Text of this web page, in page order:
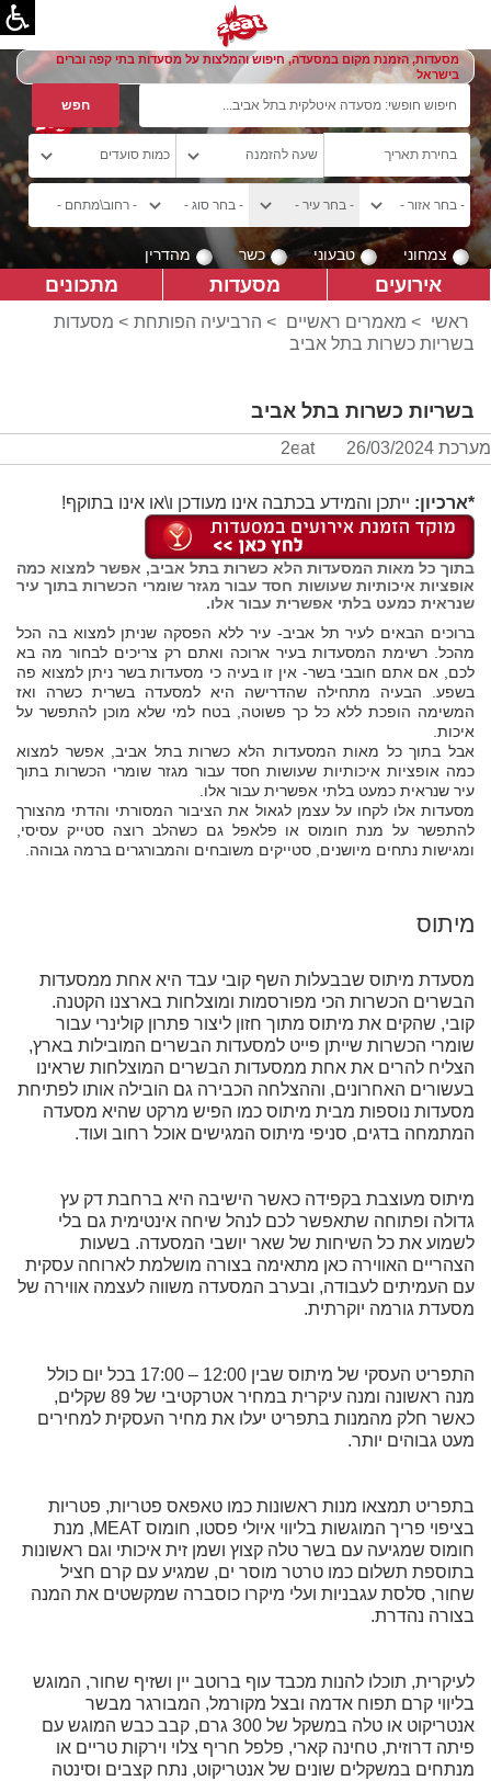
מסעדות, הזמנת מקום במסעדה, חיפוש והמלצות על מסעדות בתי קפה וברים
בישראל
צמחוני טבעוני כשר מהדרין
אירועים מסעדות מתכונים
ראשי > מאמרים ראשיים > הרביעיה הפותחת > מסעדות
בשריות כשרות בתל אביב
בשריות כשרות בתל אביב
מערכת 2eat 26/03/2024
*ארכיון: ייתכן והמידע בכתבה אינו מעודכן ו\או אינו בתוקף!
בתוך כל מאות המסעדות הלא כשרות בתל אביב, אפשר למצוא כמה
אופציות איכותיות שעושות חסד עבור מגזר שומרי הכשרות בתוך עיר
שנראית כמעט בלתי אפשרית עבור אלו.
ברוכים הבאים לעיר תל אביב- עיר ללא הפסקה שניתן למצוא בה הכל
מהכל. רשימת המסעדות בעיר ארוכה ואתם רק צריכים לבחור מה בא
לכם, אם אתם חובבי בשר- אין זו בעיה כי מסעדות בשר ניתן למצוא פה
בשפע. הבעיה מתחילה שהדרישה היא למסעדה בשרית כשרה ואז
המשימה הופכת ללא כל כך פשוטה, בטח למי שלא מוכן להתפשר על
איכות.
אבל בתוך כל מאות המסעדות הלא כשרות בתל אביב, אפשר למצוא
כמה אופציות איכותיות שעושות חסד עבור מגזר שומרי הכשרות בתוך
עיר שנראית כמעט בלתי אפשרית עבור אלו.
מסעדות אלו לקחו על עצמן לגאול את הציבור המסורתי והדתי מהצורך
להתפשר על מנת חומוס או פלאפל גם כשהלב רוצה סטייק עסיסי,
ומגישות נתחים מיושנים, סטייקים משובחים והמבורגרים ברמה גבוהה.
מיתוס
מסעדת מיתוס שבבעלות השף קובי עבד היא אחת ממסעדות
הבשרים הכשרות הכי מפורסמות ומוצלחות בארצנו הקטנה.
קובי, שהקים את מיתוס מתוך חזון ליצור פתרון קולינרי עבור
שומרי הכשרות שייתן פייט למסעדות הבשרים המובילות בארץ,
הצליח להרים את אחת ממסעדות הבשרים המוצלחות שראינו
בעשורים האחרונים, וההצלחה הכבירה גם הובילה אותו לפתיחת
מסעדות נוספות מבית מיתוס כמו הפיש מרקט שהיא מסעדה
המתמחה בדגים, סניפי מיתוס המגישים אוכל רחוב ועוד.
מיתוס מעוצבת בקפידה כאשר הישיבה היא ברחבת דק עץ
גדולה ופתוחה שתאפשר לכם לנהל שיחה אינטימית גם בלי
לשמוע את כל השיחות של שאר יושבי המסעדה. בשעות
הצהריים האווירה כאן מתאימה בצורה מושלמת לארוחה עסקית
עם העמיתים לעבודה, ובערב המסעדה משווה לעצמה אווירה של
מסעדת גורמה יוקרתית.
התפריט העסקי של מיתוס שבין 12:00 – 17:00 בכל יום כולל
מנה ראשונה ומנה עיקרית במחיר אטרקטיבי של 89 שקלים,
כאשר חלק מהמנות בתפריט יעלו את מחיר העסקית למחירים
מעט גבוהים יותר.
בתפריט תמצאו מנות ראשונות כמו טאפאס פטריות, פטריות
בציפוי פריך המוגשות בליווי איולי פסטו, חומוס MEAT, מנת
חומוס שמגיעה עם בשר טלה קצוץ ושמן זית איכותי וגם ראשונות
בתוספת תשלום כמו טרטר מוסר ים, שמגיע עם קרם חציל
שחור, סלסת עגבניות ועלי מיקרו כוסברה שמקשטים את המנה
בצורה נהדרת.
לעיקרית, תוכלו להנות מכבד עוף ברוטב יין ושזיף שחור, המוגש
בליווי קרם תפוח אדמה ובצל מקורמל, המבורגר מבשר
אנטריקוט או טלה במשקל של 300 גרם, קבב כבש המוגש עם
פיתה דרוזית, טחינה קארי, פלפל חריף צלוי וירקות טריים או
מנתחים במשקלים שונים של אנטריקוט, נתח קצבים וסינטה